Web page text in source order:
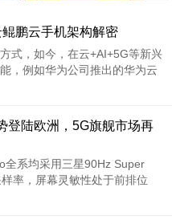
鹏云手机架构解密
式，如今，在云+AI+5G等新兴
，例如华为公司推出的华为云
意义的创新产品。
登陆欧洲，5G旗舰市场再
全系均采用三星90Hz Super
率，屏幕灵敏性处于前排位
球产品线总裁王伟在微博上的